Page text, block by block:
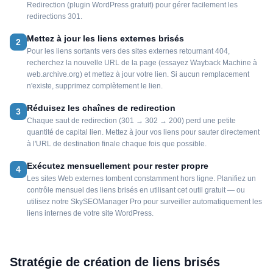
Redirection (plugin WordPress gratuit) pour gérer facilement les
redirections 301.
2 Mettez à jour les liens externes brisés
Pour les liens sortants vers des sites externes retournant 404,
recherchez la nouvelle URL de la page (essayez Wayback Machine à
web.archive.org) et mettez à jour votre lien. Si aucun remplacement
n'existe, supprimez complètement le lien.
3 Réduisez les chaînes de redirection
Chaque saut de redirection (301 → 302 → 200) perd une petite
quantité de capital lien. Mettez à jour vos liens pour sauter directement
à l'URL de destination finale chaque fois que possible.
4 Exécutez mensuellement pour rester propre
Les sites Web externes tombent constamment hors ligne. Planifiez un
contrôle mensuel des liens brisés en utilisant cet outil gratuit — ou
utilisez notre SkySEOManager Pro pour surveiller automatiquement les
liens internes de votre site WordPress.
Stratégie de création de liens brisés